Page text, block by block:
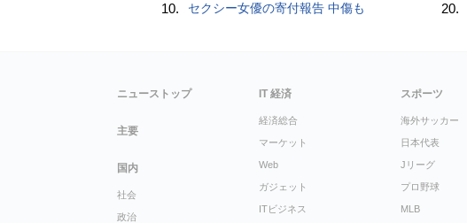
10. セクシー女優の寄付報告 中傷も 20.
ニューストップ
主要
国内
社会
政治
IT 経済
経済総合
マーケット
Web
ガジェット
ITビジネス
スポーツ
海外サッカー
日本代表
Jリーグ
プロ野球
MLB